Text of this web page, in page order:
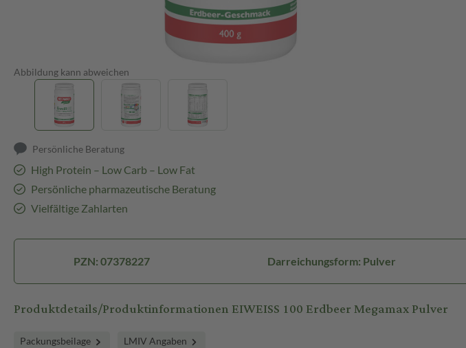
Abbildung kann abweichen
Persönliche Beratung
High Protein – Low Carb – Low Fat
Persönliche pharmazeutische Beratung
Vielfältige Zahlarten
PZN: 07378227 Darreichungsform: Pulver
Produktdetails/Produktinformationen EIWEISS 100 Erdbeer Megamax Pulver
Packungsbeilage LMIV Angaben